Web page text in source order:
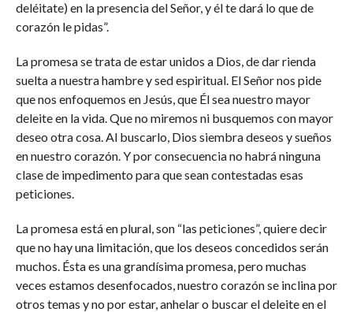
deléitate) en la presencia del Señor, y él te dará lo que de
corazón le pidas”.
La promesa se trata de estar unidos a Dios, de dar rienda
suelta a nuestra hambre y sed espiritual. El Señor nos pide
que nos enfoquemos en Jesús, que Él sea nuestro mayor
deleite en la vida. Que no miremos ni busquemos con mayor
deseo otra cosa. Al buscarlo, Dios siembra deseos y sueños
en nuestro corazón. Y por consecuencia no habrá ninguna
clase de impedimento para que sean contestadas esas
peticiones.
La promesa está en plural, son “las peticiones”, quiere decir
que no hay una limitación, que los deseos concedidos serán
muchos. Ésta es una grandísima promesa, pero muchas
veces estamos desenfocados, nuestro corazón se inclina por
otros temas y no por estar, anhelar o buscar el deleite en el